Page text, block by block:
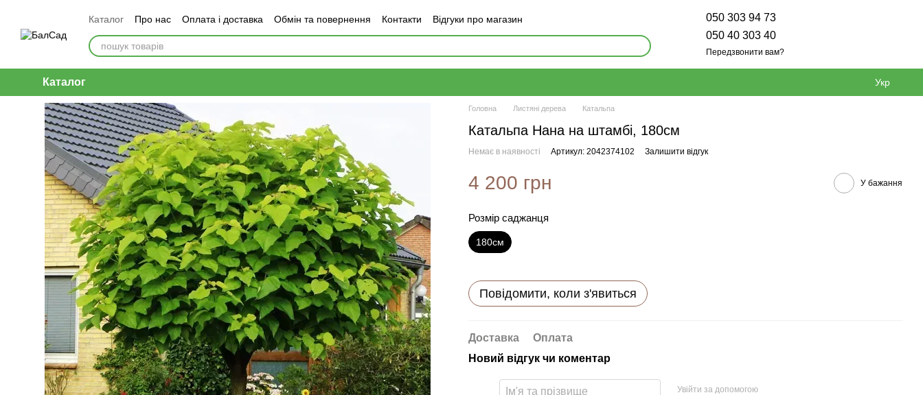
Каталог Про нас Оплата і доставка Обмін та повернення Контакти Відгуки про магазин
050 303 94 73
050 40 303 40
Передзвонити вам?
Каталог Укр
Головна Листяні дерева Катальпа
Катальпа Нана на штамбі, 180см
Немає в наявності Артикул: 2042374102 Залишити відгук
4 200 грн У бажання
Розмір саджанця
180см
Повідомити, коли з'явиться
Доставка
Оплата
Новий відгук чи коментар
Увійти за допомогою